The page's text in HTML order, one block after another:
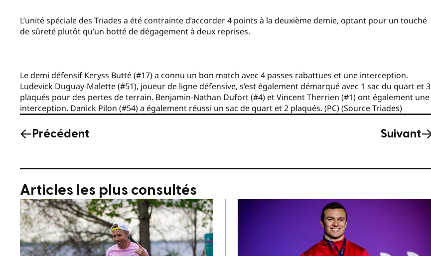
L’unité spéciale des Triades a été contrainte d’accorder 4 points à la deuxième demie, optant pour un touché
de sûreté plutôt qu’un botté de dégagement à deux reprises.
Le demi défensif Keryss Butté (#17) a connu un bon match avec 4 passes rabattues et une interception.
Ludevick Duguay-Malette (#51), joueur de ligne défensive, s’est également démarqué avec 1 sac du quart et 3
plaqués pour des pertes de terrain. Benjamin-Nathan Dufort (#4) et Vincent Therrien (#1) ont également une
interception. Danick Pilon (#54) a également réussi un sac de quart et 2 plaqués. (PC) (Source Triades)
Précédent Suivant
Articles les plus consultés